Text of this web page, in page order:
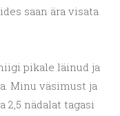
saan ära visata
pikale läinud ja
Minu väsimust ja
2,5 nädalat tagasi